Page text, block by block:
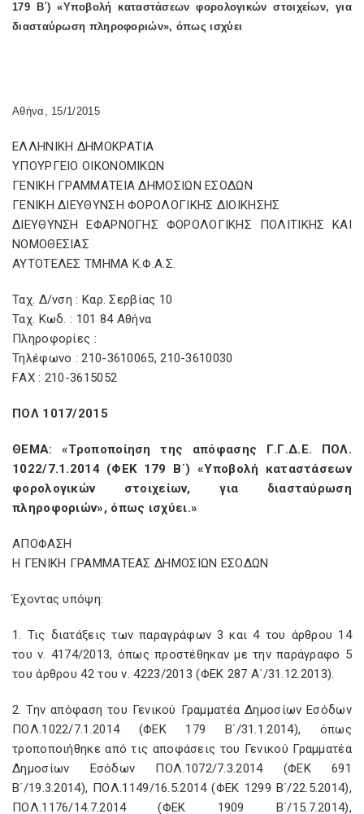
179 Β΄) «Υποβολή καταστάσεων φορολογικών στοιχείων, για
διασταύρωση πληροφοριών», όπως ισχύει
Αθήνα, 15/1/2015
ΕΛΛΗΝΙΚΗ ΔΗΜΟΚΡΑΤΙΑ
ΥΠΟΥΡΓΕΙΟ ΟΙΚΟΝΟΜΙΚΩΝ
ΓΕΝΙΚΗ ΓΡΑΜΜΑΤΕΙΑ ΔΗΜΟΣΙΩΝ ΕΣΟΔΩΝ
ΓΕΝΙΚΗ ΔΙΕΥΘΥΝΣΗ ΦΟΡΟΛΟΓΙΚΗΣ ΔΙΟΙΚΗΣΗΣ
ΔΙΕΥΘΥΝΣΗ ΕΦΑΡΝΟΓΗΣ ΦΟΡΟΛΟΓΙΚΗΣ ΠΟΛΙΤΙΚΗΣ ΚΑΙ
ΝΟΜΟΘΕΣΙΑΣ
ΑΥΤΟΤΕΛΕΣ ΤΜΗΜΑ Κ.Φ.Α.Σ.
Ταχ. Δ/νση : Καρ. Σερβίας 10
Ταχ. Κωδ. : 101 84 Αθήνα
Πληροφορίες :
Τηλέφωνο : 210-3610065, 210-3610030
FΑΧ : 210-3615052
ΠΟΛ 1017/2015
ΘEMA: «Τροποποίηση της απόφασης Γ.Γ.Δ.Ε. ΠΟΛ.
1022/7.1.2014 (ΦΕΚ 179 Β΄) «Υποβολή καταστάσεων
φορολογικών στοιχείων, για διασταύρωση
πληροφοριών», όπως ισχύει.»
ΑΠΟΦΑΣΗ
Η ΓΕΝΙΚΗ ΓΡΑΜΜΑΤΕΑΣ ΔΗΜΟΣΙΩΝ ΕΣΟΔΩΝ
Έχοντας υπόψη:
1. Τις διατάξεις των παραγράφων 3 και 4 του άρθρου 14
του ν. 4174/2013, όπως προστέθηκαν με την παράγραφο 5
του άρθρου 42 του ν. 4223/2013 (ΦΕΚ 287 Α΄/31.12.2013).
2. Την απόφαση του Γενικού Γραμματέα Δημοσίων Εσόδων
ΠΟΛ.1022/7.1.2014 (ΦΕΚ 179 Β΄/31.1.2014), όπως
τροποποιήθηκε από τις αποφάσεις του Γενικού Γραμματέα
Δημοσίων Εσόδων ΠΟΛ.1072/7.3.2014 (ΦΕΚ 691
Β΄/19.3.2014), ΠΟΛ.1149/16.5.2014 (ΦΕΚ 1299 Β΄/22.5.2014),
ΠΟΛ.1176/14.7.2014 (ΦΕΚ 1909 Β΄/15.7.2014),